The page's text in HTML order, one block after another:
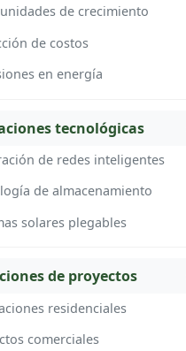
de crecimiento
de costos
en energía
tecnológicas
de redes inteligentes
de almacenamiento
solares plegables
de proyectos
residenciales
comerciales